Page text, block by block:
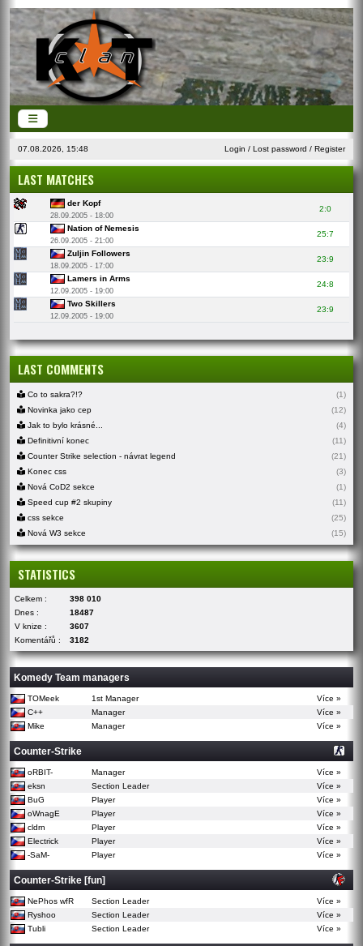
07.08.2026, 15:48 Login / Lost password / Register
LAST MATCHES
der Kopf
28.09.2005 - 18:00
2:0
Nation of Nemesis
26.09.2005 - 21:00
25:7
Zuljin Followers
18.09.2005 - 17:00
23:9
Lamers in Arms
12.09.2005 - 19:00
24:8
Two Skillers
12.09.2005 - 19:00
23:9
LAST COMMENTS
Co to sakra?!?
(1)
Novinka jako cep
(12)
Jak to bylo krásné...
(4)
Definitivní konec
(11)
Counter Strike selection - návrat legend
(21)
Konec css
(3)
Nová CoD2 sekce
(1)
Speed cup #2 skupiny
(11)
css sekce
(25)
Nová W3 sekce
(15)
STATISTICS
Celkem :
398 010
Dnes :
18487
V knize :
3607
Komentářů :
3182
Komedy Team managers
TOMeek 1st Manager
Více »
C++
Manager
Více »
Mike
Manager Více »
Counter-Strike
oRBIT- Manager
Více »
eksn
Section Leader
Více »
BuG
Player
Více »
oWnagE
Player
Více »
cldrn
Player
Více »
Electrick
Player
Více »
-SaM-
Player Více »
Counter-Strike [fun]
NePhos wfR Section Leader
Více »
Ryshoo
Section Leader
Více »
Tubli
Section Leader Více »